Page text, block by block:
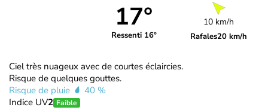
17°
Ressenti 16°
10 km/h
Rafales20 km/h
Ciel très nuageux avec de courtes éclaircies.
Risque de quelques gouttes.
Risque de pluie
40 %
Indice UV2 Faible